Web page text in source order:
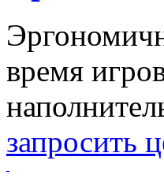
время
запросить